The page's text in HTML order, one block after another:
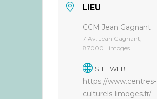
LIEU
CCM Jean Gagnant
7 Av. Jean Gagnant,
87000 Limoges
SITE WEB
https://www.centres-
culturels-limoges.fr/